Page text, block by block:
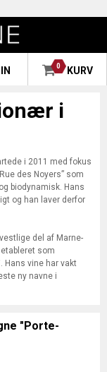
0 KURV
i
i 2011 med fokus
des Noyers” som
biodynamisk. Hans
og han laver derfor
del af Marne-
som
Hans vine har vakt
ny navne i
"Porte-